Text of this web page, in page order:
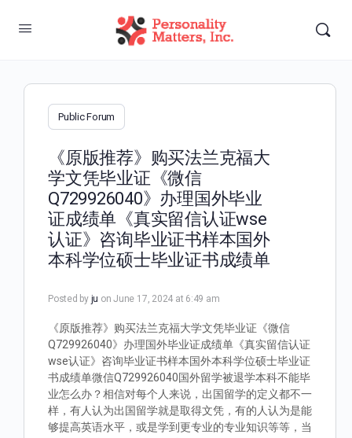
Public Forum
《原版推荐》购买法兰克福大
学文凭毕业证《微信
Q729926040》办理国外毕业
证成绩单《真实留信认证wse
认证》咨询毕业证书样本国外
本科学位硕士毕业证书成绩单
Posted by ju on June 17, 2024 at 6:49 am
《原版推荐》购买法兰克福大学文凭毕业证《微信
Q729926040》办理国外毕业证成绩单《真实留信认证
wse认证》咨询毕业证书样本国外本科学位硕士毕业证
书成绩单微信Q729926040国外留学被退学本科不能毕
业怎么办？相信对每个人来说，出国留学的定义都不一
样，有人认为出国留学就是取得文凭，有的人认为是能
够提高英语水平，或是学到更专业的专业知识等等，当